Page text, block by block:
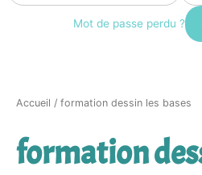
Mot de passe perdu ?
Accueil / formation dessin les bases
formation